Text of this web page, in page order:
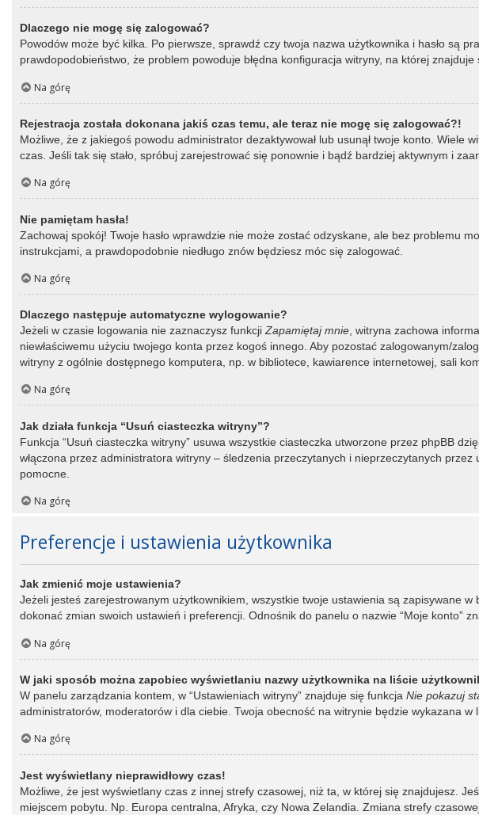
Dlaczego nie mogę się zalogować?
Powodów może być kilka. Po pierwsze, sprawdź czy twoja nazwa użytkownika i hasło są
prawdopodobieństwo, że problem powoduje błędna konfiguracja witryny, na której
Na górę
Rejestracja została dokonana jakiś czas temu, ale teraz nie mogę się zalogować?!
Możliwe, że z jakiegoś powodu administrator dezaktywował lub usunął twoje konto.
czas. Jeśli tak się stało, spróbuj zarejestrować się ponownie i bądź bardziej aktywnym i
Na górę
Nie pamiętam hasła!
Zachowaj spokój! Twoje hasło wprawdzie nie może zostać odzyskane, ale bez problemu
instrukcjami, a prawdopodobnie niedługo znów będziesz móc się zalogować.
Na górę
Dlaczego następuje automatyczne wylogowanie?
Jeżeli w czasie logowania nie zaznaczysz funkcjiZapamiętaj mnie, witryna zachowa
niewłaściwemu użyciu twojego konta przez kogoś innego. Aby pozostać zalogowanym/
witryny z ogólnie dostępnego komputera, np. w bibliotece, kawiarence internetowej, sali
Na górę
Jak działa funkcja “Usuń ciasteczka witryny”?
Funkcja “Usuń ciasteczka witryny” usuwa wszystkie ciasteczka utworzone przez phpBB
włączona przez administratora witryny – śledzenia przeczytanych i nieprzeczytanych
pomocne.
Na górę
Preferencje i ustawienia użytkownika
Jak zmienić moje ustawienia?
Jeżeli jesteś zarejestrowanym użytkownikiem, wszystkie twoje ustawienia są zapisywane
dokonać zmian swoich ustawień i preferencji. Odnośnik do panelu o nazwie “Moje konto”
Na górę
W jaki sposób można zapobiec wyświetlaniu nazwy użytkownika na liście
W panelu zarządzania kontem, w “Ustawieniach witryny” znajduje się funkcja Nie pokazuj
administratorów, moderatorów i dla ciebie. Twoja obecność na witrynie będzie wykazana w
Na górę
Jest wyświetlany nieprawidłowy czas!
Możliwe, że jest wyświetlany czas z innej strefy czasowej, niż ta, w której się znajdujesz.
miejscem pobytu. Np. Europa centralna, Afryka, czy Nowa Zelandia. Zmiana strefy